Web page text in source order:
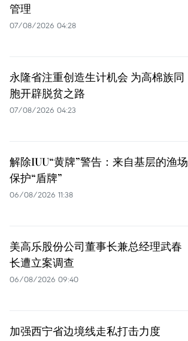
管理
07/08/2026 04:28
永隆省注重创造生计机会 为高棉族同
胞开辟脱贫之路
07/08/2026 04:23
解除IUU“黄牌”警告：来自基层的渔场
保护“盾牌”
06/08/2026 11:38
美高乐股份公司董事长兼总经理武春
长遭立案调查
06/08/2026 09:40
加强西宁省边境线走私打击力度